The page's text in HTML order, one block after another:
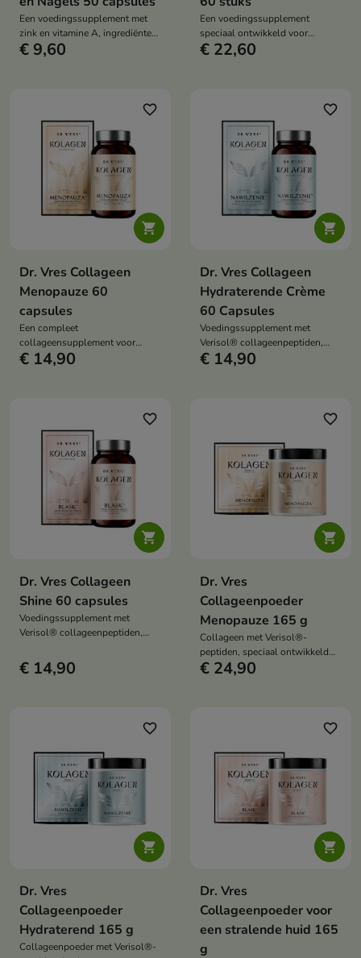
Een voedingssupplement met
zink en vitamine A, ingrediënten
die de goede werking van het
€ 9,60
Een voedingssupplement
speciaal ontwikkeld voor
mensen die de conditie van hun
€ 22,60

favorite_border
Dr. Vres Collageen
Menopauze 60
capsules
Een compleet
collageensupplement voor
vrouwen in de menopauze, ter
€ 14,90

favorite_border
Dr. Vres Collageen
Hydraterende Crème
60 Capsules
Voedingssupplement met
Verisol® collageenpeptiden,
hyaluronzuur en vitamine A en
gehydrateerde en gezonde huid.
€ 14,90

favorite_border
Dr. Vres Collageen
Shine 60 capsules
Voedingssupplement met
Verisol® collageenpeptiden,
ter ondersteuning van de
dagelijkse voeding van mensen
€ 14,90

favorite_border
Dr. Vres
Collageenpoeder
Menopauze 165 g
Collageen met Verisol®-
peptiden, speciaal ontwikkeld
voor vrouwen in de menopauze,
€ 24,90

favorite_border
Dr. Vres
Collageenpoeder
Hydraterend 165 g
Collageenpoeder met Verisol®-

favorite_border
Dr. Vres
Collageenpoeder voor
een stralende huid 165
g